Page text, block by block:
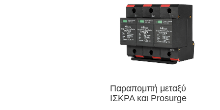
Παραπομπή μεταξύ
ΙΣΚΡΑ και Prosurge